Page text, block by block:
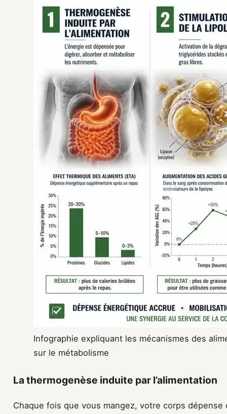
Infographie expliquant les mécanismes des
sur le métabolisme
La thermogenèse induite par l’alimentation
Chaque fois que vous mangez, votre corps dépense